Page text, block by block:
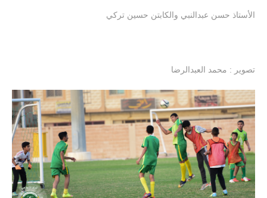
الأستاذ حسن عبدالنبي والكابتن حسين تركي
تصوير : محمد العبدالرضا